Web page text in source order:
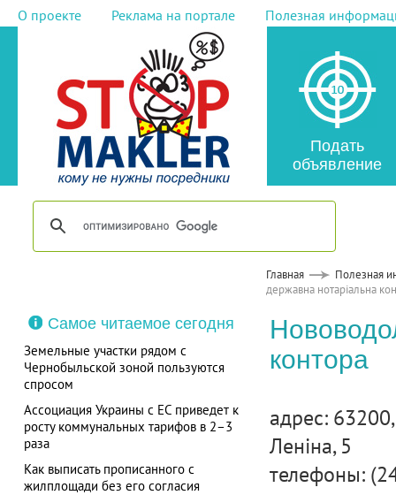
О проекте Реклама на портале Полезная
Подать
объявление
Главная
Полезная
державна нотаріальна
Самое читаемое сегодня
Земельные участки рядом с
Чернобыльской зоной пользуются
спросом
Ассоциация Украины с ЕС приведет к
росту коммунальных тарифов в 2–3
раза
Как выписать прописанного с
жилплощади без его согласия
контора
адрес:
Леніна, 5
телефоны: